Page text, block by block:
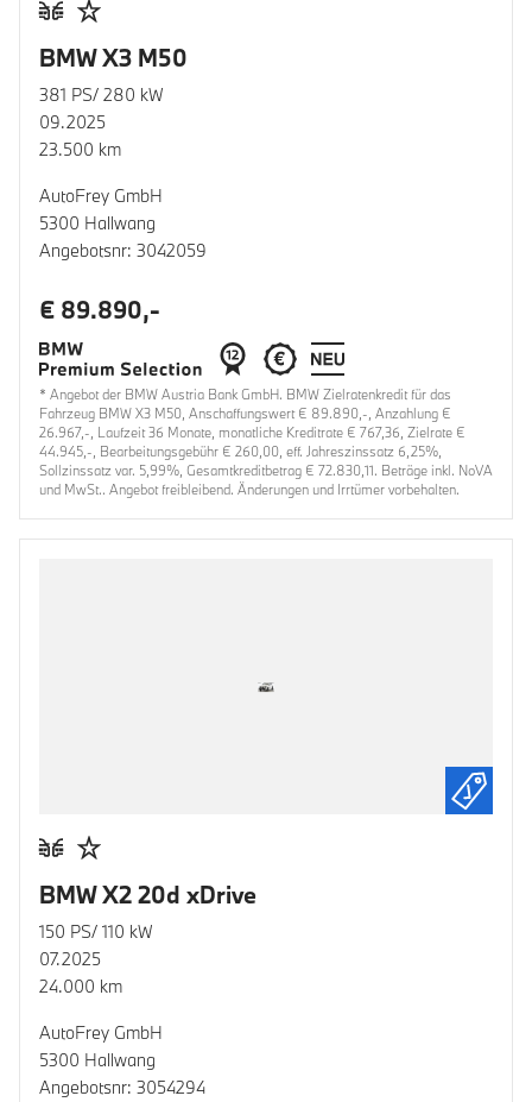
BMW X3 M50
381 PS/ 280 kW
09.2025
23.500 km
AutoFrey GmbH
5300 Hallwang
Angebotsnr: 3042059
€ 89.890,-
* Angebot der BMW Austria Bank GmbH. BMW Zielratenkredit für das
Fahrzeug BMW X3 M50, Anschaffungswert € 89.890,-, Anzahlung €
26.967,-, Laufzeit 36 Monate, monatliche Kreditrate € 767,36, Zielrate €
44.945,-, Bearbeitungsgebühr € 260,00, eff. Jahreszinssatz 6,25%,
Sollzinssatz var. 5,99%, Gesamtkreditbetrag € 72.830,11. Beträge inkl. NoVA
und MwSt.. Angebot freibleibend. Änderungen und Irrtümer vorbehalten.
BMW X2 20d xDrive
150 PS/ 110 kW
07.2025
24.000 km
AutoFrey GmbH
5300 Hallwang
Angebotsnr: 3054294